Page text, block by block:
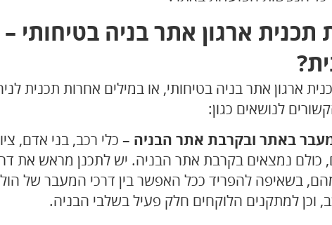
ארגון אתר בניה בטיחותי
ארגון אתר בניה בטיחותי, או במילים אחרות תכנית
לנושאים כגון:
באתר ובקרבת אתר הבניה – כלי רכב, בני אדם,
כולם נמצאים בקרבת אתר הבניה. יש לתכנן מראש את
בשאיפה להפריד ככל האפשר בין דרכי המעבר של
וכן למתקנים הלוקחים חלק פעיל בשלבי הבניה.